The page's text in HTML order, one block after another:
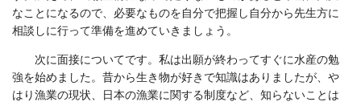
なことになるので、必要なものを自分で把握し自分から先生方に
相談しに行って準備を進めていきましょう。
次に面接についてです。私は出願が終わってすぐに水産の勉
強を始めました。昔から生き物が好きで知識はありましたが、や
はり漁業の現状、日本の漁業に関する制度など、知らないことは